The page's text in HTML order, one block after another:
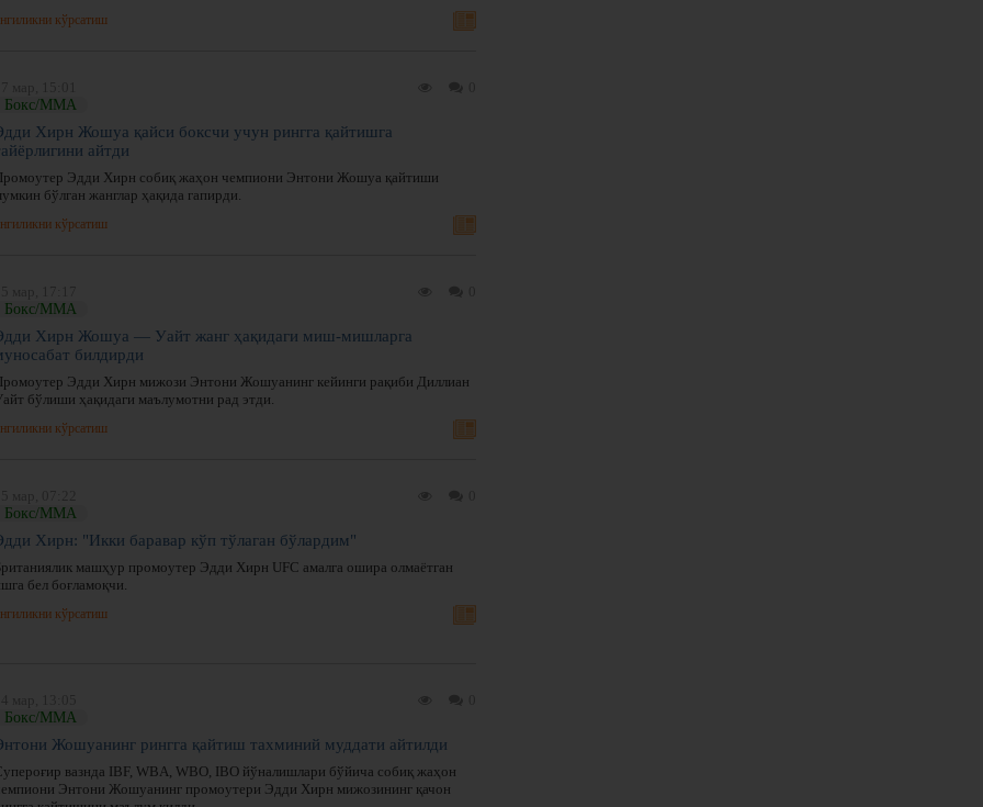
кўрсатиш
Бокс/ММА
Хирн Жошуа қайси боксчи учун рингга қайтишга
айтди
Эдди Хирн собиқ жаҳон чемпиони Энтони Жошуа қайтиши
бўлган жанглар ҳақида гапирди.
кўрсатиш
Бокс/ММА
Хирн Жошуа — Уайт жанг ҳақидаги миш-мишларга
билдирди
Эдди Хирн мижози Энтони Жошуанинг кейинги рақиби Диллиан
бўлиши ҳақидаги маълумотни рад этди.
кўрсатиш
Бокс/ММА
Хирн: "Икки баравар кўп тўлаган бўлардим"
машҳур промоутер Эдди Хирн UFC амалга ошира олмаётган
бел боғламоқчи.
кўрсатиш
Бокс/ММА
Жошуанинг рингга қайтиш тахминий муддати айтилди
вазнда IBF, WBA, WBO, IBO йўналишлари бўйича собиқ жаҳон
Энтони Жошуанинг промоутери Эдди Хирн мижозининг қачон